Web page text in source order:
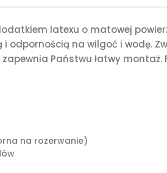
latexu o matowej
odpornością na wilgoć i wodę.
Państwu łatwy
na rozerwanie)